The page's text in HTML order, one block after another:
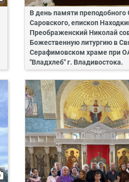
В день памяти
Саровского, епископ
Преображенский Николай
Божественную литургию в
Серафимовском храме при
"Владхлеб" г. Владивостока.